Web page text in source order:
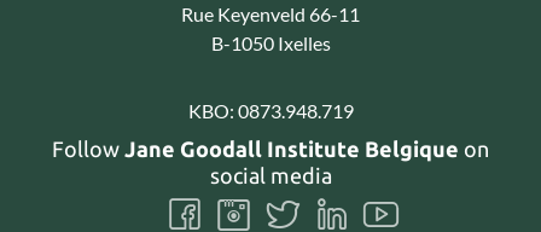
Adresse:
Rue Keyenveld 66-11
B-1050 Ixelles
KBO: 0873.948.719
Follow Jane Goodall Institute Belgique on
social media
FollowFollowFollow
FollowFollow